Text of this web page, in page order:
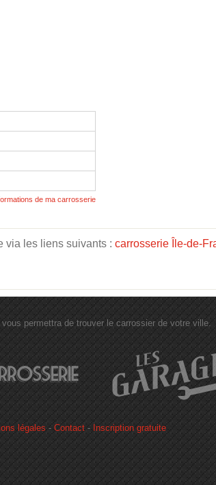
de ma carrosserie
via les liens suivants : carrosserie Île-de-
permettra de trouver le carrossier de votre ville.
légales - Contact- Inscription gratuite